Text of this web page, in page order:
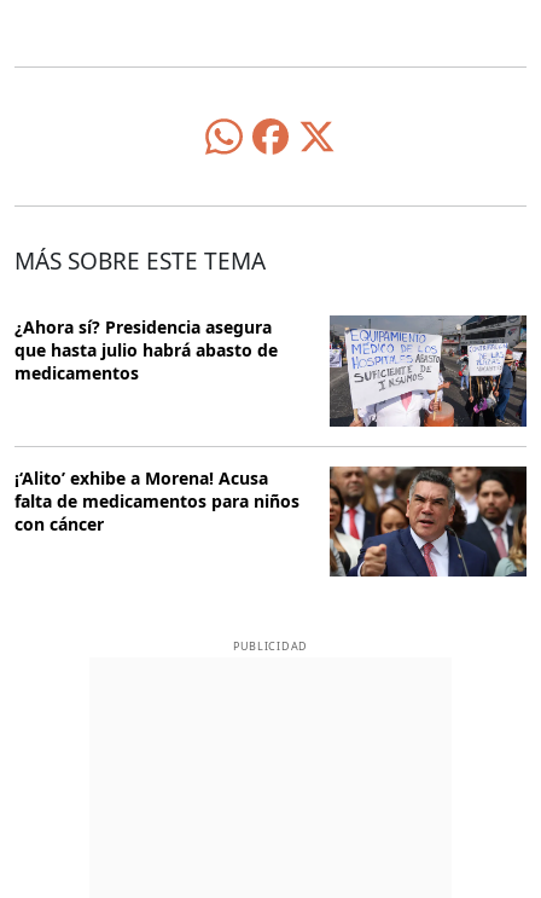
MÁS SOBRE ESTE TEMA
¿Ahora sí? Presidencia asegura
que hasta julio habrá abasto de
medicamentos
¡‘Alito’ exhibe a Morena! Acusa
falta de medicamentos para niños
con cáncer
PUBLICIDAD